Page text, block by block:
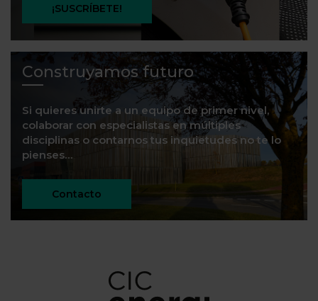
¡SUSCRÍBETE!
Construyamos futuro
Si quieres unirte a un equipo de primer nivel,
colaborar con especialistas en múltiples
disciplinas o contarnos tus inquietudes no te lo
pienses…
Contacto